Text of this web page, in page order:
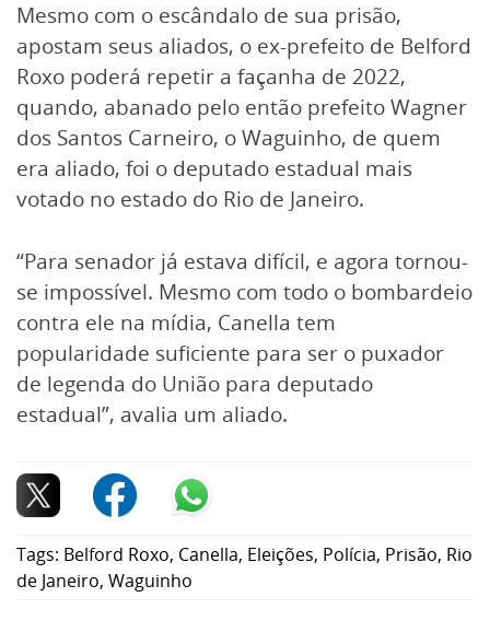
Mesmo com o escândalo de sua prisão,
apostam seus aliados, o ex-prefeito de Belford
Roxo poderá repetir a façanha de 2022,
quando, abanado pelo então prefeito Wagner
dos Santos Carneiro, o Waguinho, de quem
era aliado, foi o deputado estadual mais
votado no estado do Rio de Janeiro.
“Para senador já estava difícil, e agora tornou-
se impossível. Mesmo com todo o bombardeio
contra ele na mídia, Canella tem
popularidade suficiente para ser o puxador
de legenda do União para deputado
estadual”, avalia um aliado.
Tags: Belford Roxo, Canella, Eleições, Polícia, Prisão, Rio
de Janeiro, Waguinho